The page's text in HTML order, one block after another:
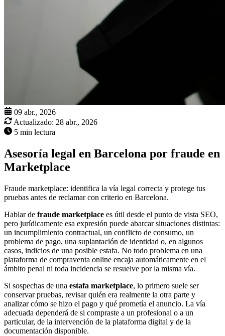
09 abr., 2026
Actualizado: 28 abr., 2026
5 min lectura
Asesoría legal en Barcelona por fraude en
Marketplace
Fraude marketplace: identifica la vía legal correcta y protege tus
pruebas antes de reclamar con criterio en Barcelona.
Hablar de fraude marketplace es útil desde el punto de vista SEO,
pero jurídicamente esa expresión puede abarcar situaciones distintas:
un incumplimiento contractual, un conflicto de consumo, un
problema de pago, una suplantación de identidad o, en algunos
casos, indicios de una posible estafa. No todo problema en una
plataforma de compraventa online encaja automáticamente en el
ámbito penal ni toda incidencia se resuelve por la misma vía.
Si sospechas de una estafa marketplace, lo primero suele ser
conservar pruebas, revisar quién era realmente la otra parte y
analizar cómo se hizo el pago y qué prometía el anuncio. La vía
adecuada dependerá de si compraste a un profesional o a un
particular, de la intervención de la plataforma digital y de la
documentación disponible.